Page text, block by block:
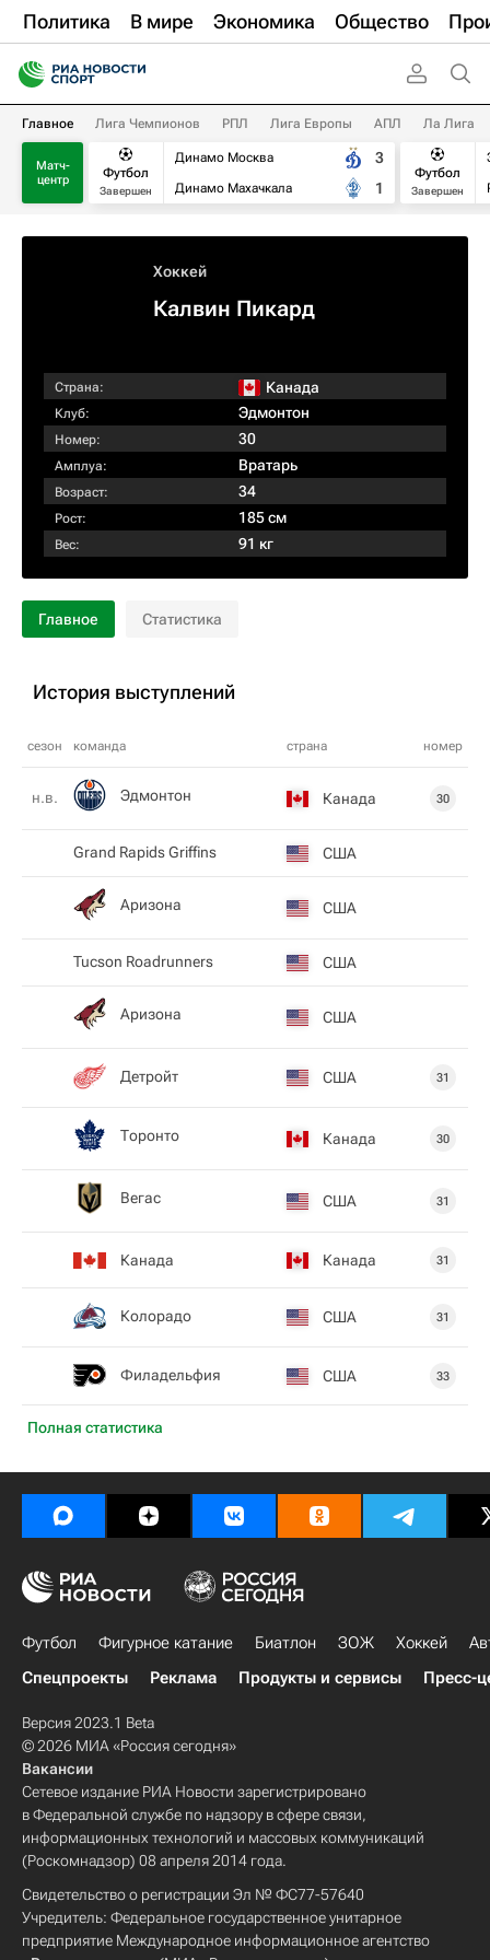
Политика В мире Экономика Общество
Главное Лига Чемпионов РПЛ Лига Европы АПЛ Ла Лига
Матч-
центр
Футбол
Завершен
Динамо Москва
Динамо Махачкала
3
1
Футбол
Завершен
Хоккей
Калвин Пикард
Страна: Канада
Клуб: Эдмонтон
Номер: 30
Амплуа: Вратарь
Возраст: 34
Рост: 185 см
Вес: 91 кг
Главное Статистика
История выступлений
сезон команда страна номер
Полная статистика
н.в. Эдмонтон Канада 30
Grand Rapids Griffins США
Аризона США
Tucson Roadrunners США
Аризона США
Детройт США 31
Торонто Канада 30
Вегас США 31
Канада Канада 31
Колорадо США 31
Филадельфия США 33
Футбол Фигурное катание Биатлон ЗОЖ Хоккей
Спецпроекты
Реклама Продукты и сервисы Пресс-
Версия 2023.1 Beta
© 2026 МИА «Россия сегодня»
Вакансии
Сетевое издание РИА Новости зарегистрировано
в Федеральной службе по надзору в сфере связи,
информационных технологий и массовых коммуникаций
(Роскомнадзор) 08 апреля 2014 года.
Свидетельство о регистрации Эл № ФС77-57640
Учредитель: Федеральное государственное унитарное
предприятие Международное информационное агентство